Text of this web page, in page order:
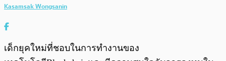
Kasamsak Wongsanin
เด็กยุคใหม่ที่ชอบในการทำงานของ